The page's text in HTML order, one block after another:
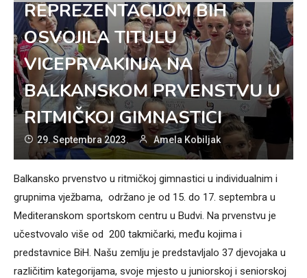
REPREZENTACIJOM BIH
OSVOJILA TITULU
VICEPRVAKINJA NA
BALKANSKOM PRVENSTVU U
RITMIČKOJ GIMNASTICI
29. Septembra 2023. Amela Kobiljak
Balkansko prvenstvo u ritmičkoj gimnastici u individualnim i
grupnima vježbama, održano je od 15. do 17. septembra u
Mediteranskom sportskom centru u Budvi. Na prvenstvu je
učestvovalo više od 200 takmičarki, među kojima i
predstavnice BiH. Našu zemlju je predstavljalo 37 djevojaka u
različitim kategorijama, svoje mjesto u juniorskoj i seniorskoj